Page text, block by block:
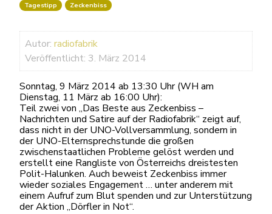
Tagestipp Zeckenbiss
Autor: radiofabrik
Veröffentlicht: 3. März 2014
Sonntag, 9 März 2014 ab 13:30 Uhr (WH am
Dienstag, 11 März ab 16:00 Uhr):
Teil zwei von „Das Beste aus Zeckenbiss –
Nachrichten und Satire auf der Radiofabrik“ zeigt auf,
dass nicht in der UNO-Vollversammlung, sondern in
der UNO-Elternsprechstunde die großen
zwischenstaatlichen Probleme gelöst werden und
erstellt eine Rangliste von Österreichs dreistesten
Polit-Halunken. Auch beweist Zeckenbiss immer
wieder soziales Engagement … unter anderem mit
einem Aufruf zum Blut spenden und zur Unterstützung
der Aktion „Dörfler in Not“.